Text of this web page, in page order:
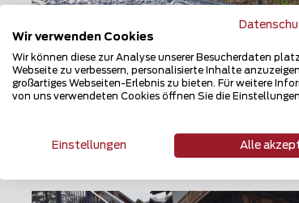
Doppelstabmattenzaun
Teilen
Wir verwenden Cookies
Wir können diese zur Analyse unserer Besucherdaten
Webseite zu verbessern, personalisierte Inhalte
großartiges Webseiten-Erlebnis zu bieten. Für weitere
von uns verwendeten Cookies öffnen Sie die
Einstellungen Alle